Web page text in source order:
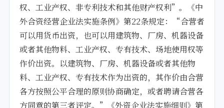
权、工业产权、非专利技术和其他财产权利”。《中
外合资经营企业法实施条例》第22条规定：“合营者
可以用货币出资，也可以用建筑物、厂房、机器设备
或者其他物料、工业产权、专有技术、场地使用权等
作价出资。以建筑物、厂房、机器设备或者其他物
料、工业产权、专有技术作为出资的，其作价由合营
各方按照公平合理的原则协商确定，或者聘请合营各
方同意的第三者评定。”《外资企业法实施细则》第